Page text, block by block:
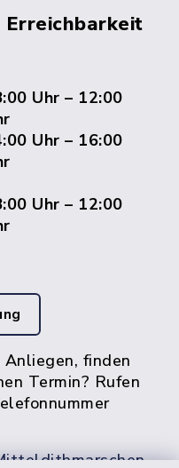
Uhr – 12:00
Uhr – 16:00
Uhr – 12:00
Anliegen, finden
Termin? Rufen